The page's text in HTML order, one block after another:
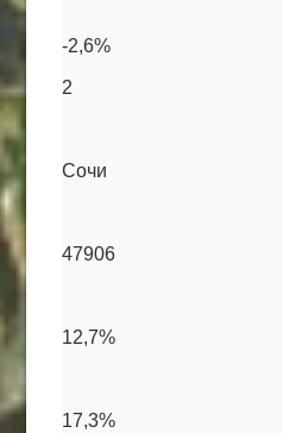
-2,6%
2
Сочи
47906
12,7%
17,3%